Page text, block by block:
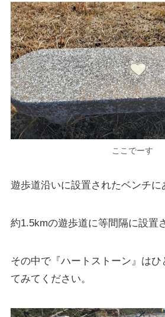
ここでーす
遊歩道沿いに設置されたベンチに
約1.5kmの遊歩道に等間隔に設置
その中で『ハートストーン』はひ
てみてください。